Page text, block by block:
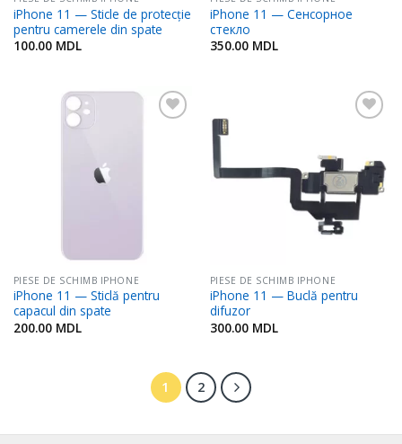
iPhone 11 — Sticle de protecție
pentru camerele din spate
100.00 MDL
iPhone 11 — Сенсорное
стекло
350.00 MDL
PIESE DE SCHIMB IPHONE
iPhone 11 — Sticlă pentru
capacul din spate
200.00 MDL
Favorite
PIESE DE SCHIMB IPHONE
iPhone 11 — Buclă pentru
difuzor
300.00 MDL
1 2